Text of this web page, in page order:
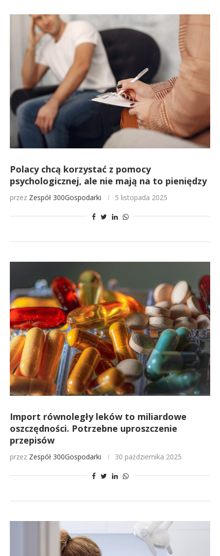
Polacy chcą korzystać z pomocy
psychologicznej, ale nie mają na to pieniędzy
przez Zespół 300Gospodarki 5 listopada 2025
Import równoległy leków to miliardowe
oszczędności. Potrzebne uproszczenie
przepisów
przez Zespół 300Gospodarki 30 października 2025